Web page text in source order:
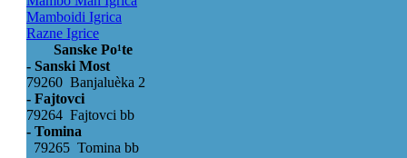
Mamboidi Igrica
Razne Igrice
Sanske Po¹te
- Sanski Most
79260 Banjaluèka 2
- Fajtovci
79264 Fajtovci bb
- Tomina
79265 Tomina bb